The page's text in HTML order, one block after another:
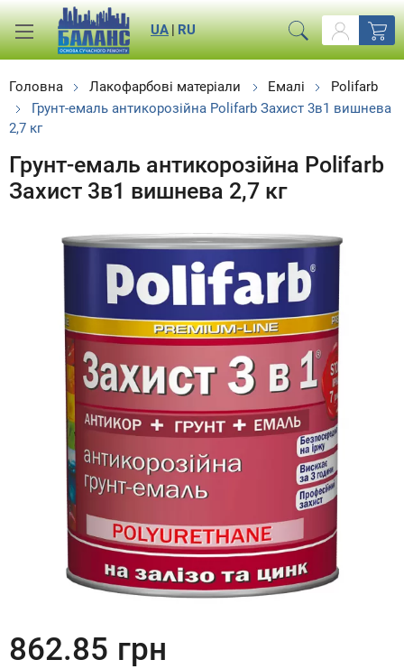
RU
|
UA
Головна Лакофарбові матеріали Емалі
Polifarb
Грунт-емаль антикорозійна Polifarb Захист 3в1 вишнева
2,7 кг
Грунт-емаль антикорозійна Polifarb
Захист 3в1 вишнева 2,7 кг
862.85 грн